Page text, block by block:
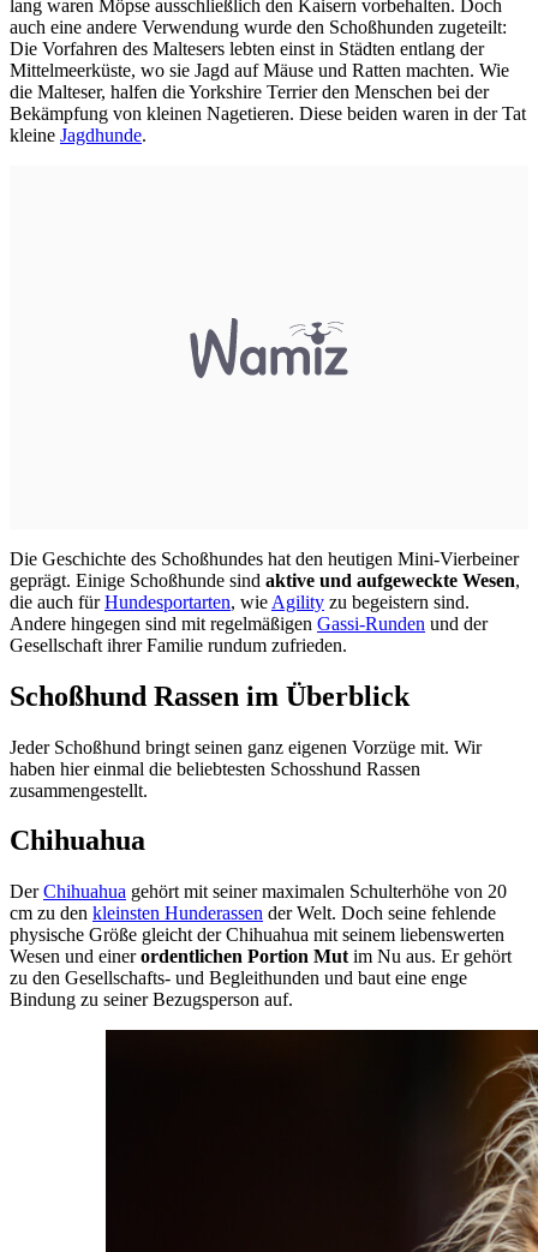
lang waren Möpse ausschließlich den Kaisern vorbehalten. Doch
auch eine andere Verwendung wurde den Schoßhunden zugeteilt:
Die Vorfahren des Maltesers lebten einst in Städten entlang der
Mittelmeerküste, wo sie Jagd auf Mäuse und Ratten machten. Wie
die Malteser, halfen die Yorkshire Terrier den Menschen bei der
Bekämpfung von kleinen Nagetieren. Diese beiden waren in der Tat
kleine Jagdhunde.
Die Geschichte des Schoßhundes hat den heutigen Mini-Vierbeiner
geprägt. Einige Schoßhunde sind aktive und aufgeweckte Wesen,
die auch fürHundesportarten, wie Agility zu begeistern sind.
Andere hingegen sind mit regelmäßigen Gassi-Runden und der
Gesellschaft ihrer Familie rundum zufrieden.
Schoßhund Rassen im Überblick
Jeder Schoßhund bringt seinen ganz eigenen Vorzüge mit. Wir
haben hier einmal die beliebtesten Schosshund Rassen
zusammengestellt.
Chihuahua
DerChihuahua gehört mit seiner maximalen Schulterhöhe von 20
cm zu den kleinsten Hunderassen der Welt. Doch seine fehlende
physische Größe gleicht der Chihuahua mit seinem liebenswerten
Wesen und einerordentlichen Portion Mut im Nu aus. Er gehört
zu den Gesellschafts- und Begleithunden und baut eine enge
Bindung zu seiner Bezugsperson auf.